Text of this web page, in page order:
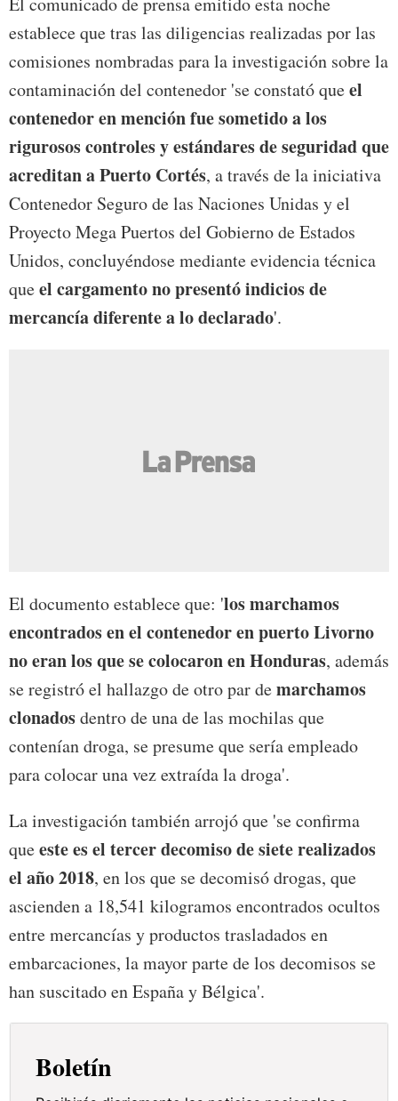
establece que tras las diligencias realizadas por las
comisiones nombradas para la investigación sobre la
contaminación del contenedor 'se constató queel
contenedor en mención fue sometido a los
rigurosos controles y estándares de seguridad que
acreditan a Puerto Cortés, a través de la iniciativa
Contenedor Seguro de las Naciones Unidas y el
Proyecto Mega Puertos del Gobierno de Estados
Unidos, concluyéndose mediante evidencia técnica
queel cargamento no presentó indicios de
mercancía diferente a lo declarado'.
El documento establece que: 'los marchamos
encontrados en el contenedor en puerto Livorno
no eran los que se colocaron en Honduras, además
se registró el hallazgo de otro par demarchamos
clonadosdentro de una de las mochilas que
contenían droga, se presume que sería empleado
para colocar una vez extraída la droga'.
La investigación también arrojó que 'se confirma
queeste es el tercer decomiso de siete realizados
el año 2018, en los que se decomisó drogas, que
ascienden a 18,541 kilogramos encontrados ocultos
entre mercancías y productos trasladados en
embarcaciones, la mayor parte de los decomisos se
han suscitado en España y Bélgica'.
Boletín